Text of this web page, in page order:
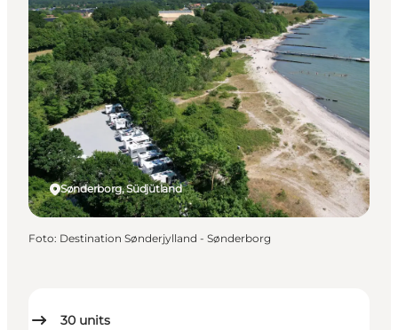
30 units
Sønderborg, Südjütland
Foto: Destination Sønderjylland - Sønderborg